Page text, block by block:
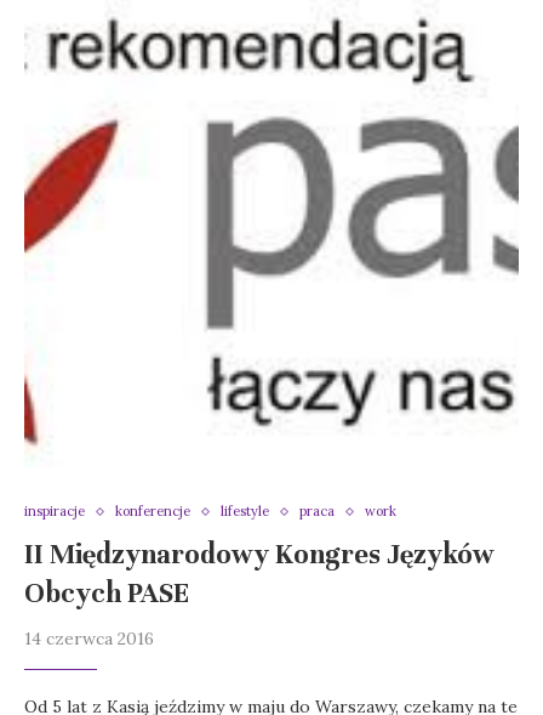
inspiracje konferencje lifestyle praca work
II Międzynarodowy Kongres Języków
Obcych PASE
14 czerwca 2016
Od 5 lat z Kasią jeździmy w maju do Warszawy, czekamy na te